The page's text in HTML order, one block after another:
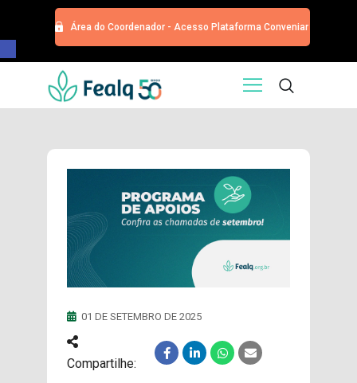
Barra de Ferramentas Aberta
Área do Coordenador - Acesso Plataforma Conveniar
HOME
EDITORA
PROGRAMA DE APOIOS
TRABALHE CONOSCO
NOTÍCIAS
CONTATO
ESPECIALIZAÇÕES USP
DOAÇÕES PARA
PROJETOS
01 DE SETEMBRO DE 2025
Compartilhe: